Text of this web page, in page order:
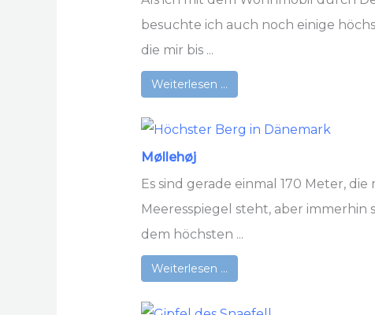
besuchte ich auch noch einige
die mir bis ...
Weiterlesen …
Møllehøj
Es sind gerade einmal 170 Meter,
Meeresspiegel steht, aber immerhin
dem höchsten ...
Weiterlesen …